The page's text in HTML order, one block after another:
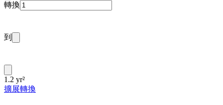
轉換
到
1.2 yr²
擴展轉換